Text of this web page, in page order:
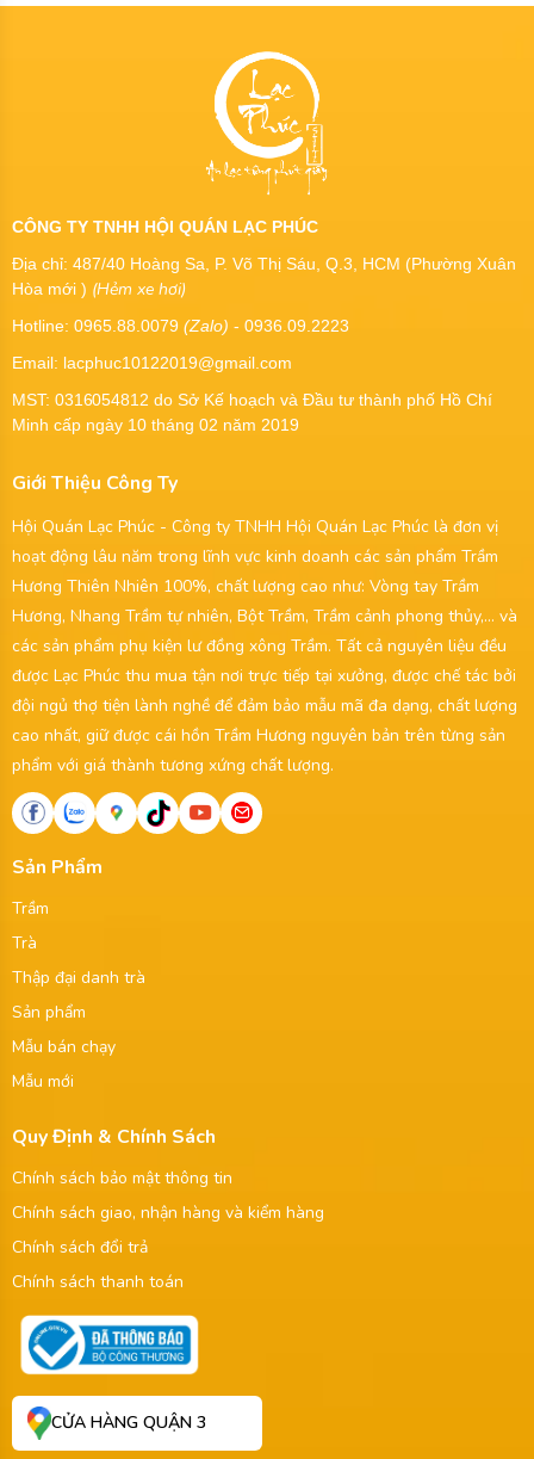
CÔNG TY TNHH HỘI QUÁN LẠC PHÚC
Địa chỉ: 487/40 Hoàng Sa, P. Võ Thị Sáu, Q.3, HCM (Phường Xuân
Hòa mới ) (Hẻm xe hơi)
Hotline: 0965.88.0079 (Zalo) - 0936.09.2223
Email: lacphuc10122019@gmail.com
MST: 0316054812 do Sở Kế hoạch và Đầu tư thành phố Hồ Chí
Minh cấp ngày 10 tháng 02 năm 2019
Giới Thiệu Công Ty
Hội Quán Lạc Phúc - Công ty TNHH Hội Quán Lạc Phúc là đơn vị
hoạt động lâu năm trong lĩnh vực kinh doanh các sản phẩm Trầm
Hương Thiên Nhiên 100%, chất lượng cao như: Vòng tay Trầm
Hương, Nhang Trầm tự nhiên, Bột Trầm, Trầm cảnh phong thủy,... và
các sản phẩm phụ kiện lư đồng xông Trầm. Tất cả nguyên liệu đều
được Lạc Phúc thu mua tận nơi trực tiếp tại xưởng, được chế tác bởi
đội ngủ thợ tiện lành nghề để đảm bảo mẫu mã đa dạng, chất lượng
cao nhất, giữ được cái hồn Trầm Hương nguyên bản trên từng sản
phẩm với giá thành tương xứng chất lượng.
Sản Phẩm
Trầm
Trà
Thập đại danh trà
Sản phẩm
Mẫu bán chạy
Mẫu mới
Quy Định & Chính Sách
Chính sách bảo mật thông tin
Chính sách giao, nhận hàng và kiểm hàng
Chính sách đổi trả
Chính sách thanh toán
CỬA HÀNG QUẬN 3